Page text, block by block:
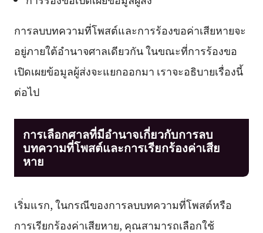
การลบบทความที่โพสต์และการร้องขอค่าเสียหายจะ
อยู่ภายใต้อำนาจศาลเดียวกัน ในขณะที่การร้องขอ
เปิดเผยข้อมูลผู้ส่งจะแยกออกมา เราจะอธิบายเรื่องนี้
ต่อไป
การเลือกศาลที่มีอำนาจเกี่ยวกับการลบ
บทความที่โพสต์และการเรียกร้องค่าเสีย
หาย
เริ่มแรก, ในกรณีของการลบบทความที่โพสต์หรือ
การเรียกร้องค่าเสียหาย, คุณสามารถเลือกใช้